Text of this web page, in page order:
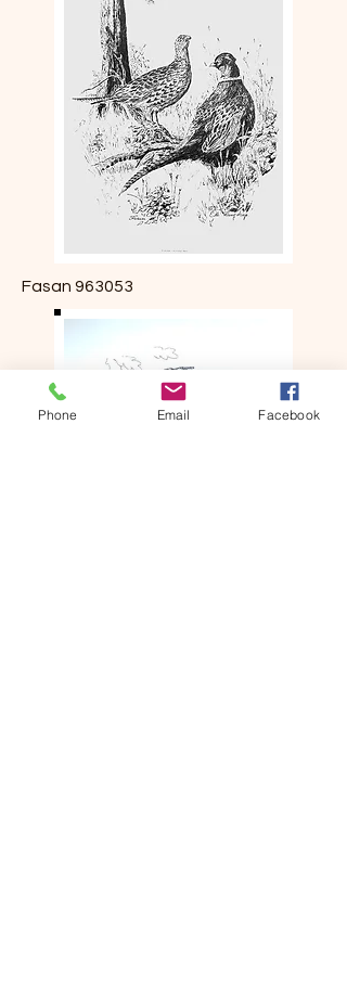
Fasan 963053
Phone Email Facebook